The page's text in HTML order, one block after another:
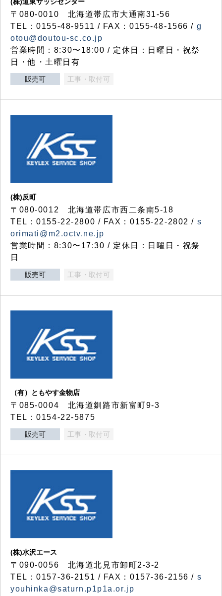
〒080-0010 北海道帯広市大通南31-56
TEL：0155-48-9511 / FAX：0155-48-1566 / g
otou@doutou-sc.co.jp
営業時間：8:30〜18:00 / 定休日：日曜日・祝祭
日・他・土曜日有
販売可 工事・取付可
(株)反町
〒080-0012 北海道帯広市西二条南5-18
TEL：0155-22-2800 / FAX：0155-22-2802 / s
orimati@m2.octv.ne.jp
営業時間：8:30〜17:30 / 定休日：日曜日・祝祭
日
販売可 工事・取付可
（有）ともやす金物店
〒085-0004 北海道釧路市新富町9-3
TEL：0154-22-5875
販売可 工事・取付可
(株)水沢エース
〒090-0056 北海道北見市卸町2-3-2
TEL：0157-36-2151 / FAX：0157-36-2156 / s
youhinka@saturn.p1p1a.or.jp